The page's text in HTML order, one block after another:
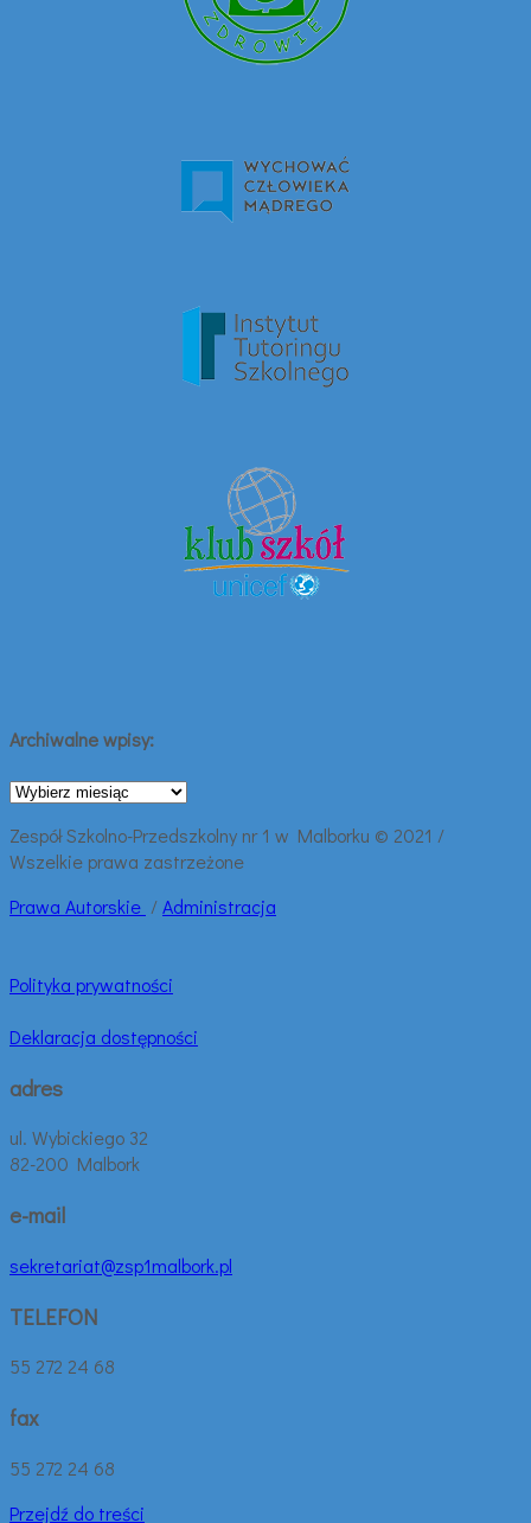
Archiwalne wpisy:
Archiwalne
Zespół Szkolno-Przedszkolny nr 1 w Malborku © 2021 /
Wszelkie prawa zastrzeżone
Prawa Autorskie /Administracja
Polityka prywatności
Deklaracja dostępności
adres
ul. Wybickiego 32
82-200 Malbork
e-mail
sekretariat@zsp1malbork.pl
TELEFON
55 272 24 68
fax
55 272 24 68
Przejdź do treści